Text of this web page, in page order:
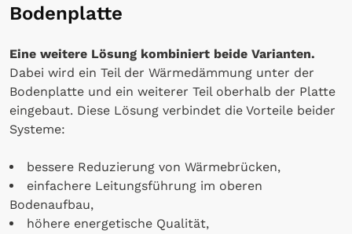
Bodenplatte
Eine weitere Lösung kombiniert beide Varianten.
Dabei wird ein Teil der Wärmedämmung unter der
Bodenplatte und ein weiterer Teil oberhalb der Platte
eingebaut. Diese Lösung verbindet die Vorteile beider
Systeme:
bessere Reduzierung von Wärmebrücken,
einfachere Leitungsführung im oberen
Bodenaufbau,
höhere energetische Qualität,